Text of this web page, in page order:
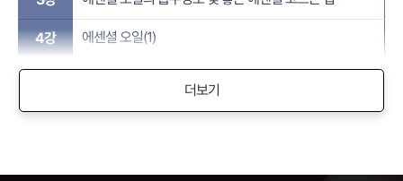
4강 에센셜 오일(1)
더보기